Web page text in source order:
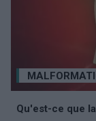
Qu'est-ce que